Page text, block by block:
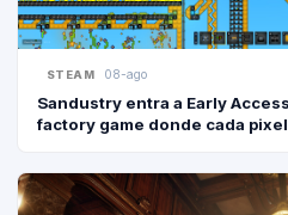
STEAM 08-ago
Sandustry entra a Early
factory game donde cada